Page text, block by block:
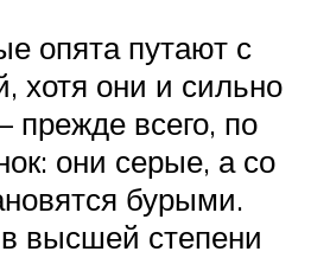
опята путают с
хотя они и сильно
прежде всего, по
они серые, а со
бурыми.
высшей степени